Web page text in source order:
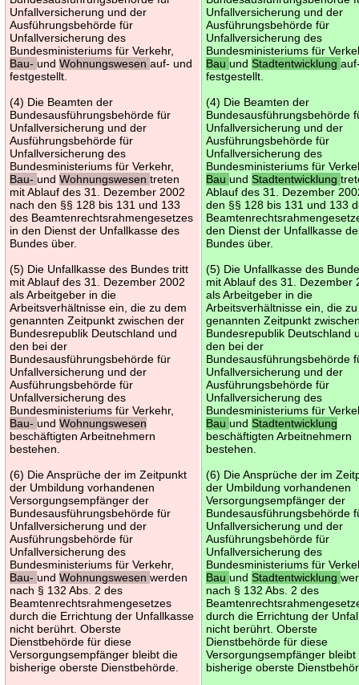
Unfallversicherung und der
Ausführungsbehörde für
Unfallversicherung des
Bundesministeriums für Verkehr,
Bau-undWohnungswesenauf- und
festgestellt.
(4) Die Beamten der
Bundesausführungsbehörde für
Unfallversicherung und der
Ausführungsbehörde für
Unfallversicherung des
Bundesministeriums für Verkehr,
Bau-undWohnungswesentreten
mit Ablauf des 31. Dezember 2002
nach den §§ 128 bis 131 und 133
des Beamtenrechtsrahmengesetzes
in den Dienst der Unfallkasse des
Bundes über.
(5) Die Unfallkasse des Bundes tritt
mit Ablauf des 31. Dezember 2002
als Arbeitgeber in die
Arbeitsverhältnisse ein, die zu dem
genannten Zeitpunkt zwischen der
Bundesrepublik Deutschland und
den bei der
Bundesausführungsbehörde für
Unfallversicherung und der
Ausführungsbehörde für
Unfallversicherung des
Bundesministeriums für Verkehr,
Bau-undWohnungswesen
beschäftigten Arbeitnehmern
bestehen.
(6) Die Ansprüche der im Zeitpunkt
der Umbildung vorhandenen
Versorgungsempfänger der
Bundesausführungsbehörde für
Unfallversicherung und der
Ausführungsbehörde für
Unfallversicherung des
Bundesministeriums für Verkehr,
Bau-undWohnungswesenwerden
nach § 132 Abs. 2 des
Beamtenrechtsrahmengesetzes
durch die Errichtung der Unfallkasse
nicht berührt. Oberste
Dienstbehörde für diese
Versorgungsempfänger bleibt die
bisherige oberste Dienstbehörde.
Unfallversicherung und der
Ausführungsbehörde für
Unfallversicherung des
Bundesministeriums für
BauundStadtentwicklung
festgestellt.
(4) Die Beamten der
Bundesausführungsbehörde
Unfallversicherung und der
Ausführungsbehörde für
Unfallversicherung des
Bundesministeriums für
BauundStadtentwicklung
Ablauf des 31. Dezember
den §§ 128 bis 131 und 133
den Dienst der Unfallkasse
Bundes über.
(5) Die Unfallkasse des
mit Ablauf des 31. Dezember
als Arbeitgeber in die
Arbeitsverhältnisse ein, die
genannten Zeitpunkt
Bundesrepublik Deutschland
den bei der
Bundesausführungsbehörde
Unfallversicherung und der
Ausführungsbehörde für
Unfallversicherung des
Bundesministeriums für
BauundStadtentwicklung
beschäftigten Arbeitnehmern
bestehen.
(6) Die Ansprüche der im
der Umbildung vorhandenen
Versorgungsempfänger der
Bundesausführungsbehörde
Unfallversicherung und der
Ausführungsbehörde für
Unfallversicherung des
Bundesministeriums für
BauundStadtentwicklung
nach § 132 Abs. 2 des
durch die Errichtung der
nicht berührt. Oberste
Dienstbehörde für diese
Versorgungsempfänger bleibt
bisherige oberste